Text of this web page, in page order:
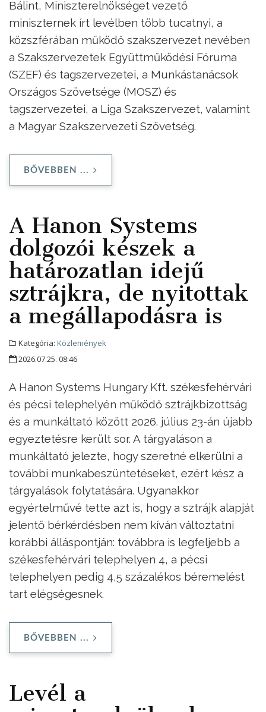
Bálint, Miniszterelnökséget vezető
miniszternek írt levélben több tucatnyi, a
közszférában működő szakszervezet nevében
a Szakszervezetek Együttműködési Fóruma
(SZEF) és tagszervezetei, a Munkástanácsok
Országos Szövetsége (MOSZ) és
tagszervezetei, a Liga Szakszervezet, valamint
a Magyar Szakszervezeti Szövetség.
BŐVEBBEN ...
A Hanon Systems
dolgozói készek a
határozatlan idejű
sztrájkra, de nyitottak
a megállapodásra is
Kategória: Közlemények
2026.07.25. 08:46
A Hanon Systems Hungary Kft. székesfehérvári
és pécsi telephelyén működő sztrájkbizottság
és a munkáltató között 2026. július 23-án újabb
egyeztetésre került sor. A tárgyaláson a
munkáltató jelezte, hogy szeretné elkerülni a
további munkabeszüntetéseket, ezért kész a
tárgyalások folytatására. Ugyanakkor
egyértelművé tette azt is, hogy a sztrájk alapját
jelentő bérkérdésben nem kíván változtatni
korábbi álláspontján: továbbra is legfeljebb a
székesfehérvári telephelyen 4, a pécsi
telephelyen pedig 4,5 százalékos béremelést
tart elégségesnek.
BŐVEBBEN ...
Levél a